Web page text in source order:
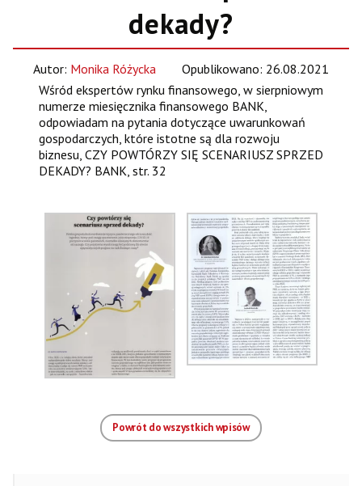
dekady?
Autor: Monika Różycka
Opublikowano: 26.08.2021
Wśród ekspertów rynku finansowego, w sierpniowym
numerze miesięcznika finansowego BANK,
odpowiadam na pytania dotyczące uwarunkowań
gospodarczych, które istotne są dla rozwoju
biznesu, CZY POWTÓRZY SIĘ SCENARIUSZ SPRZED
DEKADY? BANK, str. 32
Powrót do wszystkich wpisów